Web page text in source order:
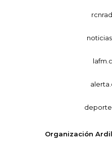
Organización